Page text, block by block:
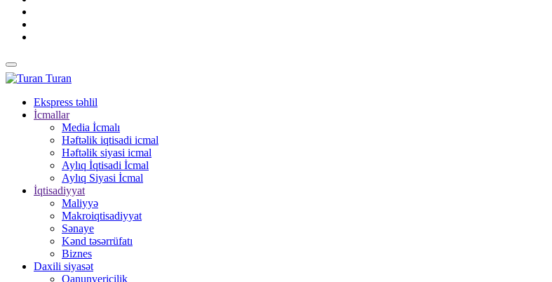
Turan
Ekspress təhlil
İcmallar
Media İcmalı
Həftəlik iqtisadi icmal
Həftəlik siyasi icmal
Aylıq İqtisadi İcmal
Aylıq Siyasi İcmal
İqtisadiyyat
Maliyyə
Makroiqtisadiyyat
Sənaye
Kənd təsərrüfatı
Biznes
Daxili siyasət
Qanunvericilik